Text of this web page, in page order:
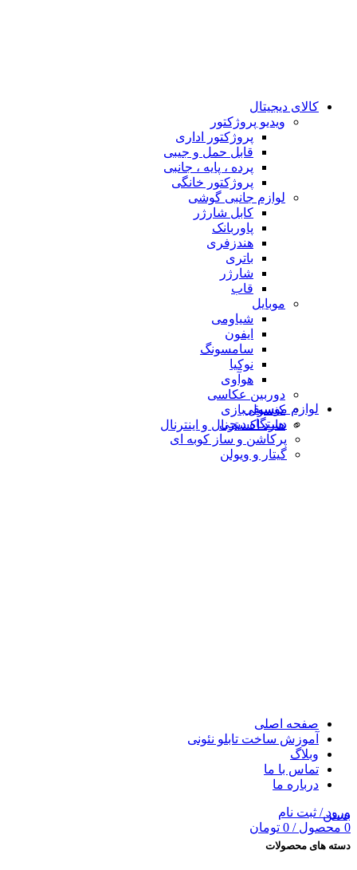
کالای دیجیتال
ويدیو پروژكتور
پروژکتور اداری
قابل حمل و جیبی
پرده ، پایه ، جانبی
پروژکتور خانگی
لوازم جانبی گوشی
کابل شارژر
پاوربانک
هندزفری
باتری
شارژر
قاب
موبایل
شیاومی
ایفون
سامسونگ
نوکیا
هوآوی
دوربین عکاسی
کنسول بازی
هارد اکسترنال و اینترنال
لوازم موسیقی
دستگاه دیجى
پرکاشن و ساز کوبه ای
گیتار و ویولن
صفحه اصلی
آموزش ساخت تابلو نئونی
وبلاگ
تماس با ما
درباره ما
ورود / ثبت نام
0 محصول /
0 تومان
بستن
دسته های محصولات